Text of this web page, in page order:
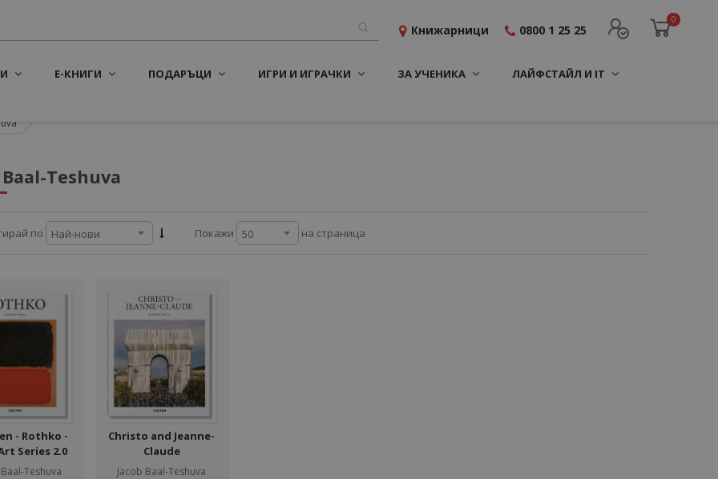
0
Книжарници 0800 1 25 25
Е-КНИГИ ПОДАРЪЦИ ИГРИ И ИГРАЧКИ ЗА УЧЕНИКА ЛАЙФСТАЙЛ И IT
Baal-Teshuva
по Покажи на страница
- Rothko -
Series 2.0
Teshuva
Christo and Jeanne-
Claude
Jacob Baal-Teshuva